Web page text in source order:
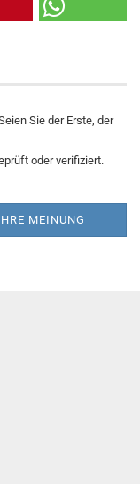
Sie der Erste, der
oder verifiziert.
MEINUNG